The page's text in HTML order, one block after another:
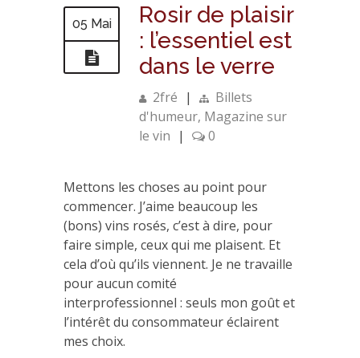
05 Mai
Rosir de plaisir
: l’essentiel est
dans le verre
2fré |
Billets
d'humeur, Magazine sur
le vin | 0
Mettons les choses au point pour
commencer. J’aime beaucoup les
(bons) vins rosés, c’est à dire, pour
faire simple, ceux qui me plaisent. Et
cela d’où qu’ils viennent. Je ne travaille
pour aucun comité
interprofessionnel : seuls mon goût et
l’intérêt du consommateur éclairent
mes choix.